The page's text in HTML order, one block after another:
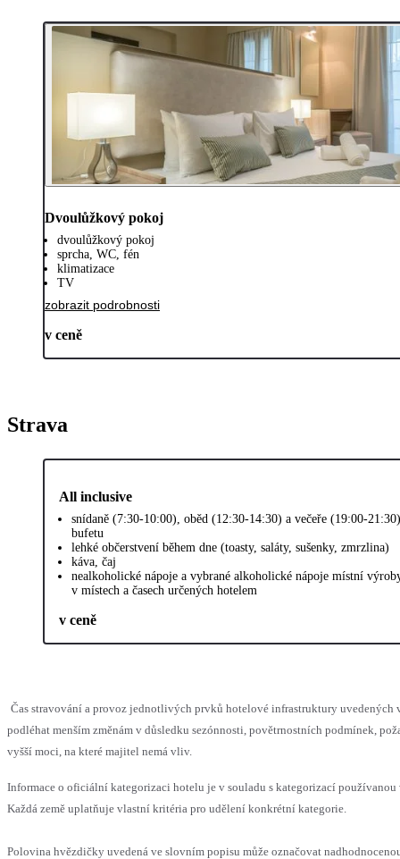
Dvoulůžkový pokoj
dvoulůžkový pokoj
sprcha, WC, fén
klimatizace
TV
zobrazit podrobnosti
v ceně
Strava
All inclusive
snídaně (7:30-10:00), oběd (12:30-14:30) a večeře (19:00-
bufetu
lehké občerstvení během dne (toasty, saláty, sušenky, zmrzlina)
káva, čaj
nealkoholické nápoje a vybrané alkoholické nápoje místní
v místech a časech určených hotelem
v ceně
Čas stravování a provoz jednotlivých prvků hotelové infrastruktury uvedených
podléhat menším změnám v důsledku sezónnosti, povětrnostních podmínek,
vyšší moci, na které majitel nemá vliv.
Informace o oficiální kategorizaci hotelu je v souladu s kategorizací používanou
Každá země uplatňuje vlastní kritéria pro udělení konkrétní kategorie.
Polovina hvězdičky uvedená ve slovním popisu může označovat